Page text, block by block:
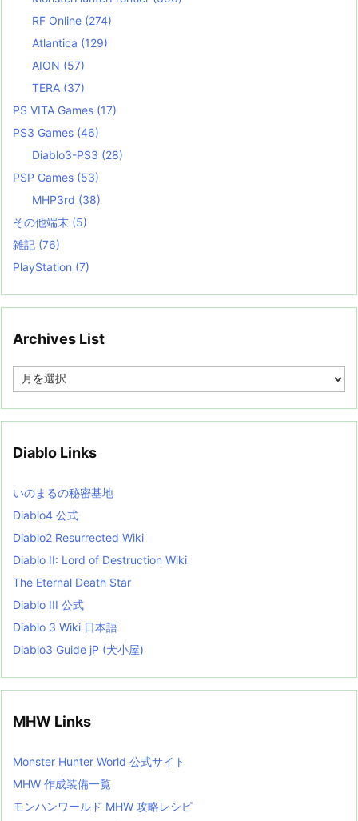
RF Online (274)
Atlantica (129)
AION (57)
TERA (37)
PS VITA Games (17)
PS3 Games (46)
Diablo3-PS3 (28)
PSP Games (53)
MHP3rd (38)
その他端末 (5)
雑記 (76)
PlayStation (7)
Archives List
e
i
s
t
Diablo Links
いのまるの秘密基地
Diablo4 公式
Diablo2 Resurrected Wiki
Diablo II: Lord of Destruction Wiki
The Eternal Death Star
Diablo III 公式
Diablo 3 Wiki 日本語
Diablo3 Guide jP (犬小屋)
MHW Links
Monster Hunter World 公式サイト
MHW 作成装備一覧
モンハンワールド MHW 攻略レシピ